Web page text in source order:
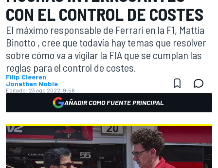
CON EL CONTROL DE COSTES
El máximo responsable de Ferrari en la F1, Mattia
Binotto , cree que todavía hay temas que resolver
sobre cómo va a vigilar la FIA que se cumplan las
reglas para el control de costes.
Filip Cleeren
Jonathan Noble
Editado: 23 ago 2022, 9:56
AÑADIR COMO FUENTE PRINCIPAL